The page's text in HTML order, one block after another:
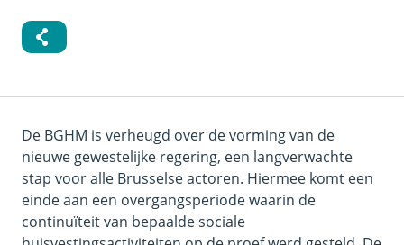
De BGHM is verheugd over de vorming van de
nieuwe gewestelijke regering, een langverwachte
stap voor alle Brusselse actoren. Hiermee komt een
einde aan een overgangsperiode waarin de
continuïteit van bepaalde sociale